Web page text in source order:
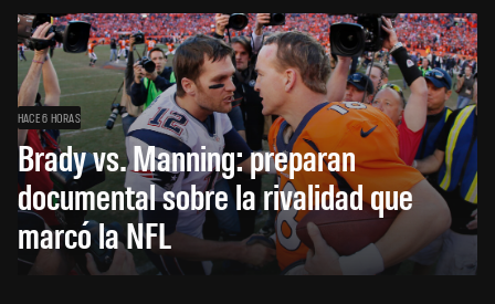
HACE 6 HORAS
Brady vs. Manning: preparan
documental sobre la rivalidad que
marcó la NFL